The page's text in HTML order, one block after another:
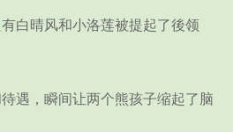
晴风和小洛莲被提起了後领
，瞬间让两个熊孩子缩起了脑